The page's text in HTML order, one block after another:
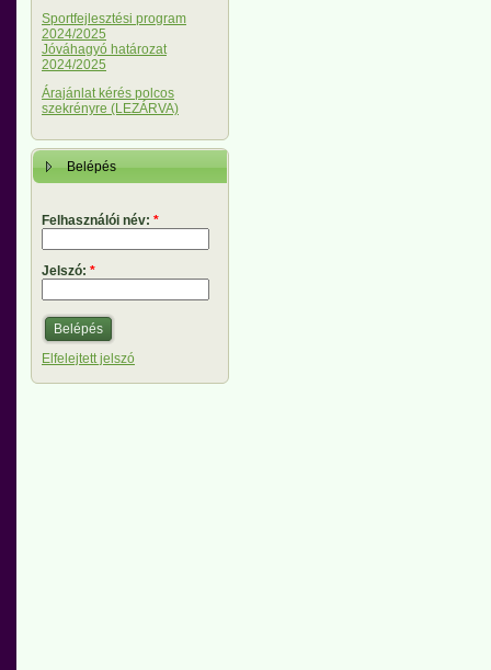
Sportfejlesztési program
2024/2025
Jóváhagyó határozat
2024/2025
Árajánlat kérés polcos
szekrényre (LEZÁRVA)
Belépés
Felhasználói név: *
Jelszó: *
Elfelejtett jelszó